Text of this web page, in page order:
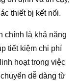
thiết bị kết nối.
chính là khả năng
tiết kiệm chi phí
hoạt trong việc
dễ dàng từ